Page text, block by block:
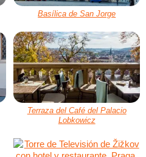
Basílica de San Jorge
Terraza del Café del Palacio
Lobkowicz